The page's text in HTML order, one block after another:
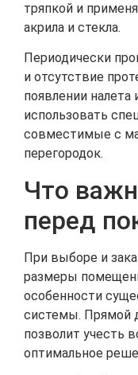
тряпкой и
акрила и стекла.
Периодически
и отсутствие
появлении налета
использовать
совместимые с
перегородок.
Что
перед
При выборе и
размеры
особенности
системы. Прямой
позволит учесть
оптимальное